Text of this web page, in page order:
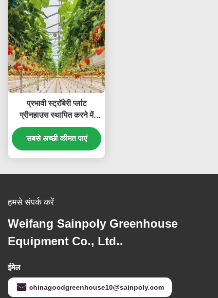
प्रभावी स्ट्रॉबेरी प्लांट
ग्रीनहाउस स्थापित करने में
आसान उच्च प्रदर्शन
सबसे अच्छी कीमत पाएं
हमसे संपर्क करें
Weifang Sainpoly Greenhouse
Equipment Co., Ltd..
ईमेल
chinagoodgreenhouse10@sainpoly.com